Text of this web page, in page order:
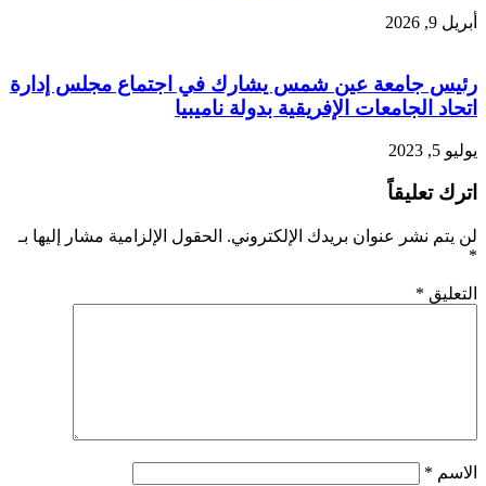
أبريل 9, 2026
رئيس جامعة عين شمس يشارك في اجتماع مجلس إدارة
اتحاد الجامعات الإفريقية بدولة ناميبيا
يوليو 5, 2023
اترك تعليقاً
لن يتم نشر عنوان بريدك الإلكتروني. الحقول الإلزامية مشار إليها بـ
*
التعليق *
الاسم *